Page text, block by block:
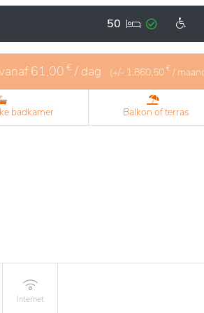
50
61,00 € / dag (+/- 1.860,50 € /
badkamer Balkon of terras
Internet